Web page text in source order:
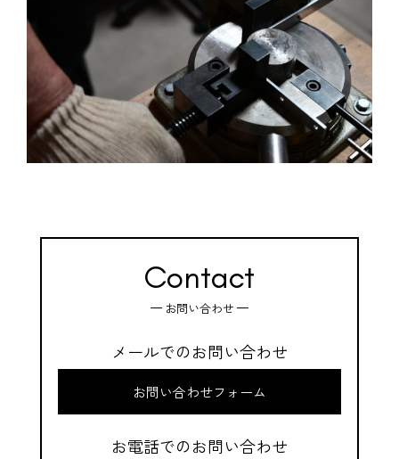
Contact
お問い合わせ
メールでのお問い合わせ
お問い合わせフォーム
お電話でのお問い合わせ